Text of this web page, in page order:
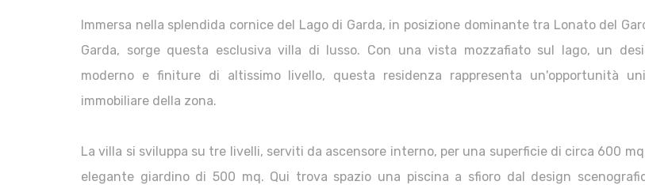
Immersa nella splendida cornice del Lago di Garda, in posizione dominante tra Lonato del
Garda, sorge questa esclusiva villa di lusso. Con una vista mozzafiato sul lago, un
moderno e finiture di altissimo livello, questa residenza rappresenta un'opportunità
immobiliare della zona.
La villa si sviluppa su tre livelli, serviti da ascensore interno, per una superficie di circa 600
elegante giardino di 500 mq. Qui trova spazio una piscina a sfioro dal design